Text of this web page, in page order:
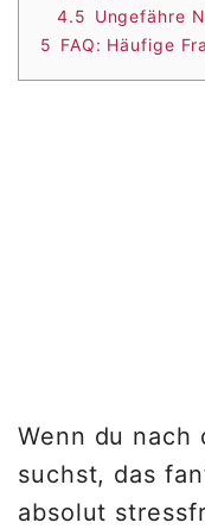
4.5 Ungefähre
5 FAQ: Häufige
Wenn du nach
suchst, das
absolut